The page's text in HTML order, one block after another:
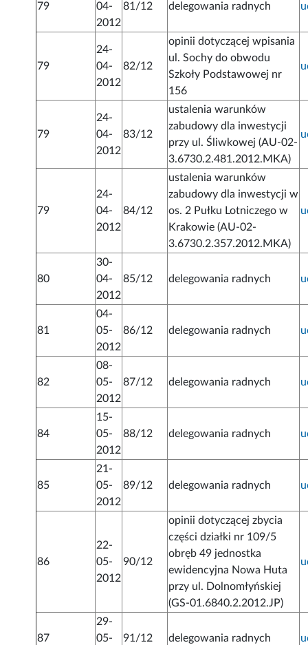
79
04-
2012
81/12 delegowania radnych
79
24-
04-
2012
82/12
opinii dotyczącej wpisania
ul. Sochy do obwodu
Szkoły Podstawowej nr
156
79
24-
04-
2012
83/12
ustalenia warunków
zabudowy dla inwestycji
przy ul. Śliwkowej (AU-02-
3.6730.2.481.2012.MKA)
79
24-
04-
2012
84/12
ustalenia warunków
zabudowy dla inwestycji w
os. 2 Pułku Lotniczego w
Krakowie (AU-02-
3.6730.2.357.2012.MKA)
80
30-
04-
2012
85/12 delegowania radnych
81
04-
05-
2012
86/12 delegowania radnych
82
08-
05-
2012
87/12 delegowania radnych
84
15-
05-
2012
88/12 delegowania radnych
85
21-
05-
2012
89/12 delegowania radnych
86
22-
05-
2012
90/12
opinii dotyczącej zbycia
części działki nr 109/5
obręb 49 jednostka
ewidencyjna Nowa Huta
przy ul. Dolnomłyńskiej
(GS-01.6840.2.2012.JP)
87
29-
05-
91/12 delegowania radnych